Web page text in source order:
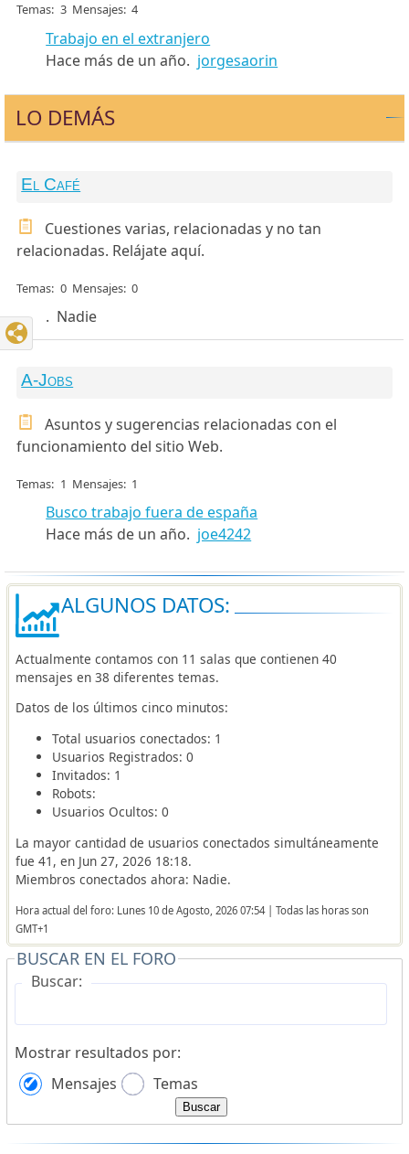
Temas 3 Mensajes 4
Trabajo en el extranjero
Hace más de un año. jorgesaorin
LO DEMÁS
El Café
Cuestiones varias, relacionadas y no tan
relacionadas. Relájate aquí.
Temas 0 Mensajes 0
. Nadie
A-Jobs
Asuntos y sugerencias relacionadas con el
funcionamiento del sitio Web.
Temas 1 Mensajes 1
Busco trabajo fuera de españa
Hace más de un año. joe4242
ALGUNOS DATOS:
Actualmente contamos con 11 salas que contienen 40
mensajes en 38 diferentes temas.
Datos de los últimos cinco minutos:
Total usuarios conectados: 1
Usuarios Registrados: 0
Invitados: 1
Robots:
Usuarios Ocultos: 0
La mayor cantidad de usuarios conectados simultáneamente
fue 41, en Jun 27, 2026 18:18.
Miembros conectados ahora: Nadie.
Hora actual del foro: Lunes 10 de Agosto, 2026 07:54 | Todas las horas son
GMT+1
BUSCAR EN EL FORO
Buscar:
Mostrar resultados por:
Mensajes
Temas
Buscar